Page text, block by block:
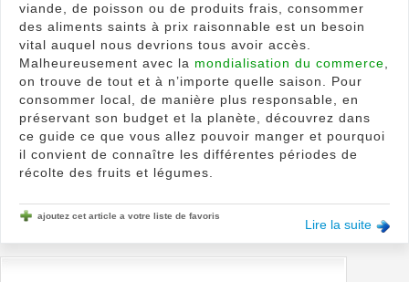
viande, de poisson ou de produits frais, consommer
des aliments saints à prix raisonnable est un besoin
vital auquel nous devrions tous avoir accès.
Malheureusement avec la mondialisation du commerce
on trouve de tout et à n’importe quelle saison. Pour
consommer local, de manière plus responsable, en
préservant son budget et la planète, découvrez dans
ce guide ce que vous allez pouvoir manger et pourquoi
il convient de connaître les différentes périodes de
récolte des fruits et légumes.
Lire la suite
ajoutez cet article a votre liste de favoris